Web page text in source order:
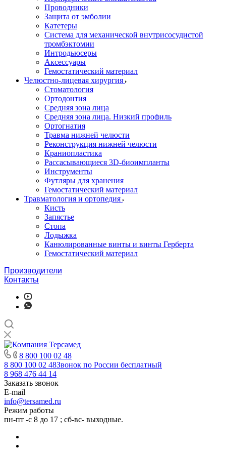
Проводники
Защита от эмболии
Катетеры
Система для механической внутрисосудистой
тромбэктомии
Интродьюсеры
Аксессуары
Гемостатический материал
Челюстно-лицевая хирургия
Стоматология
Ортодонтия
Средняя зона лица
Средняя зона лица. Низкий профиль
Ортогнатия
Травма нижней челюсти
Реконструкция нижней челюсти
Краниопластика
Рассасывающиеся 3D-биоимпланты
Инструменты
Футляры для хранения
Гемостатический материал
Травматология и ортопедия
Кисть
Запястье
Стопа
Лодыжка
Канюлированные винты и винты Герберта
Гемостатический материал
Производители
Контакты
8 800 100 02 48
8 800 100 02 48Звонок по России бесплатный
8 968 476 44 14
Заказать звонок
E-mail
info@tersamed.ru
Режим работы
пн-пт -с 8 до 17 ; сб-вс- выходные.